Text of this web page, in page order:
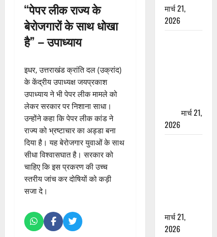
“पेपर लीक राज्य के
बेरोजगारों के साथ धोखा
है” – उपाध्याय
इधर, उत्तराखंड क्रांति दल (उक्रांद)
के केंद्रीय उपाध्यक्ष जयप्रकाश
उपाध्याय ने भी पेपर लीक मामले को
लेकर सरकार पर निशाना साधा।
उन्होंने कहा कि पेपर लीक कांड ने
राज्य को भ्रष्टाचार का अड्डा बना
दिया है। यह बेरोजगार युवाओं के साथ
सीधा विश्वासघात है। सरकार को
चाहिए कि इस प्रकरण की उच्च
स्तरीय जांच कर दोषियों को कड़ी
सजा दे।
मार्च 21,
2026
मार्च 21,
2026
मार्च 21,
2026